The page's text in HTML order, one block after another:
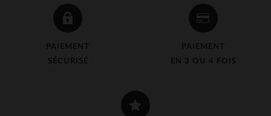
PAIEMENT
SÉCURISÉ
PAIEMENT
EN 3 OU 4 FOIS